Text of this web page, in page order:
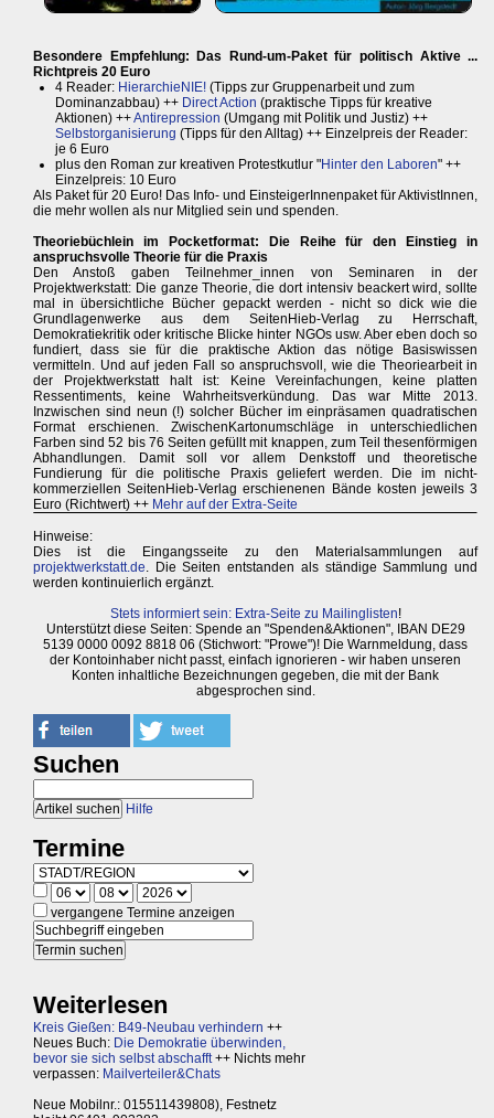
Besondere Empfehlung: Das Rund-um-Paket für politisch Aktive ...
Richtpreis 20 Euro
4 Reader: HierarchieNIE! (Tipps zur Gruppenarbeit und zum
Dominanzabbau) ++ Direct Action (praktische Tipps für kreative
Aktionen) ++Antirepression (Umgang mit Politik und Justiz) ++
Selbstorganisierung (Tipps für den Alltag) ++ Einzelpreis der Reader:
je 6 Euro
plus den Roman zur kreativen Protestkutlur "Hinter den Laboren" ++
Einzelpreis: 10 Euro
Als Paket für 20 Euro! Das Info- und EinsteigerInnenpaket für AktivistInnen,
die mehr wollen als nur Mitglied sein und spenden.
Theoriebüchlein im Pocketformat: Die Reihe für den Einstieg in
anspruchsvolle Theorie für die Praxis
Den Anstoß gaben Teilnehmer_innen von Seminaren in der
Projektwerkstatt: Die ganze Theorie, die dort intensiv beackert wird, sollte
mal in übersichtliche Bücher gepackt werden - nicht so dick wie die
Grundlagenwerke aus dem SeitenHieb-Verlag zu Herrschaft,
Demokratiekritik oder kritische Blicke hinter NGOs usw. Aber eben doch so
fundiert, dass sie für die praktische Aktion das nötige Basiswissen
vermitteln. Und auf jeden Fall so anspruchsvoll, wie die Theoriearbeit in
der Projektwerkstatt halt ist: Keine Vereinfachungen, keine platten
Ressentiments, keine Wahrheitsverkündung. Das war Mitte 2013.
Inzwischen sind neun (!) solcher Bücher im einpräsamen quadratischen
Format erschienen. ZwischenKartonumschläge in unterschiedlichen
Farben sind 52 bis 76 Seiten gefüllt mit knappen, zum Teil thesenförmigen
Abhandlungen. Damit soll vor allem Denkstoff und theoretische
Fundierung für die politische Praxis geliefert werden. Die im nicht-
kommerziellen SeitenHieb-Verlag erschienenen Bände kosten jeweils 3
Euro (Richtwert) ++ Mehr auf der Extra-Seite
Hinweise:
Dies ist die Eingangsseite zu den Materialsammlungen auf
projektwerkstatt.de . Die Seiten entstanden als ständige Sammlung und
werden kontinuierlich ergänzt.
Stets informiert sein: Extra-Seite zu Mailinglisten!
Unterstützt diese Seiten: Spende an "Spenden&Aktionen", IBAN DE29
5139 0000 0092 8818 06 (Stichwort: "Prowe")! Die Warnmeldung, dass
der Kontoinhaber nicht passt, einfach ignorieren - wir haben unseren
Konten inhaltliche Bezeichnungen gegeben, die mit der Bank
abgesprochen sind.
Suchen
Hilfe
Termine
vergangene Termine anzeigen
Weiterlesen
Kreis Gießen: B49-Neubau verhindern ++
Neues Buch: Die Demokratie überwinden,
bevor sie sich selbst abschafft++ Nichts mehr
verpassen: Mailverteiler&Chats
Neue Mobilnr.: 015511439808), Festnetz